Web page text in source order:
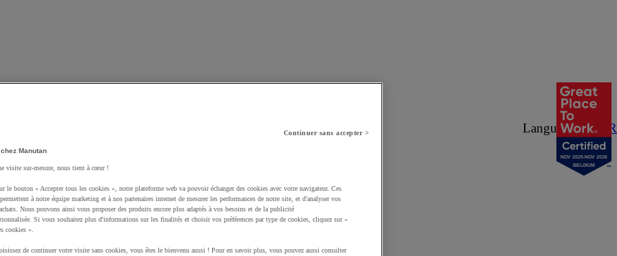
Langue :NL/ FR
un produit à votre panier :
NOV 2025-NOV 2026
BELGIUM
Continuer sans accepter >
Manutan
visite sur-mesure, nous tient à cœur !
le bouton « Accepter tous les cookies », notre plateforme web va pouvoir échanger des cookies avec votre navigateur. Ces
à notre équipe marketing et à nos partenaires internet de mesurer les performances de notre site, et d'analyser vos
Nous pouvons ainsi vous proposer des produits encore plus adaptés à vos besoins et de la publicité
Si vous souhaitez plus d'informations sur les finalités et choisir vos préférences par type de cookies, cliquez sur «
cookies ».
de continuer votre visite sans cookies, vous êtes le bienvenu aussi ! Pour en savoir plus, vous pouvez aussi consulter